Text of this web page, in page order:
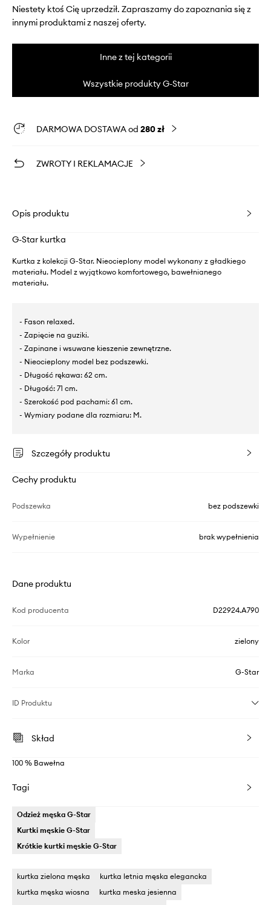
Niestety ktoś Cię uprzedził. Zapraszamy do zapoznania się z
innymi produktami z naszej oferty.
Inne z tej kategorii
Wszystkie produkty G-Star
DARMOWA DOSTAWA od 280 zł
ZWROTY I REKLAMACJE
Opis produktu
G-Star kurtka
Kurtka z kolekcji G-Star. Nieocieplony model wykonany z gładkiego
materiału. Model z wyjątkowo komfortowego, bawełnianego
materiału.
- Fason relaxed.
- Zapięcie na guziki.
- Zapinane i wsuwane kieszenie zewnętrzne.
- Nieocieplony model bez podszewki.
- Długość rękawa: 62 cm.
- Długość: 71 cm.
- Szerokość pod pachami: 61 cm.
- Wymiary podane dla rozmiaru: M.
Szczegóły produktu
Cechy produktu
Podszewka bez podszewki
Wypełnienie brak wypełnienia
Dane produktu
Kod producenta D22924.A790
Kolor zielony
Marka G-Star
ID Produktu
Skład
100 % Bawełna
Tagi
Odzież męska G-Star
Kurtki męskie G-Star
Krótkie kurtki męskie G-Star
kurtka zielona męska
kurtka letnia męska elegancka
kurtka męska wiosna
kurtka meska jesienna